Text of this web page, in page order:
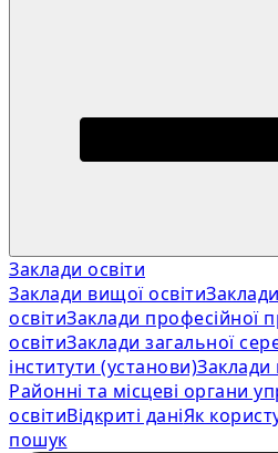
Заклади освіти
Заклади вищої освіти
освітиЗаклади професійної
освітиЗаклади загальної
інститути (установи)Заклади
Районні та місцеві органи
освітиВідкриті даніЯк
пошук